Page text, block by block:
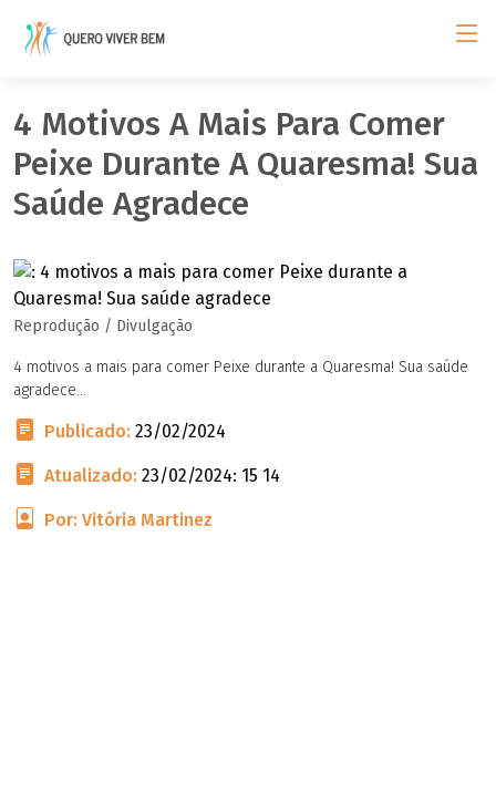
4 Motivos A Mais Para Comer
Peixe Durante A Quaresma! Sua
Saúde Agradece
Reprodução / Divulgação
4 motivos a mais para comer Peixe durante a Quaresma! Sua saúde
agradece...
Publicado: 23/02/2024
Atualizado: 23/02/2024: 15 14
Por: Vitória Martinez